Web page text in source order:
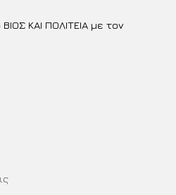
ΚΑΙ ΠΟΛΙΤΕΙΑ με τον